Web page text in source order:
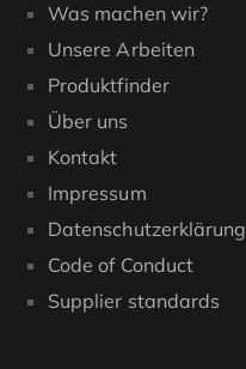
Was machen wir?
Unsere Arbeiten
Produktfinder
Über uns
Kontakt
Impressum
Datenschutzerklärung
Code of Conduct
Supplier standards